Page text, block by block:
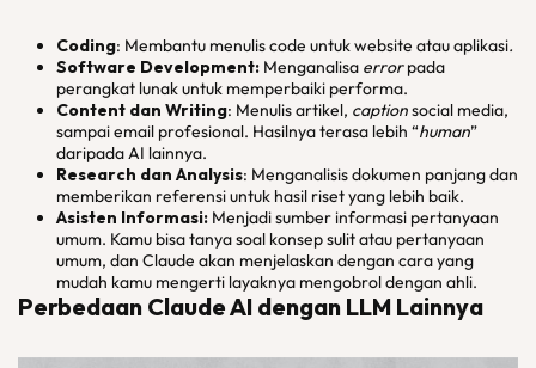
Coding: Membantu menulis code untuk website atau aplikasi.
Software Development: Menganalisa errorpada
perangkat lunak untuk memperbaiki performa.
Content dan Writing: Menulis artikel, captionsocial media,
sampai email profesional. Hasilnya terasa lebih “human”
daripada AI lainnya.
Research dan Analysis: Menganalisis dokumen panjang dan
memberikan referensi untuk hasil riset yang lebih baik.
Asisten Informasi: Menjadi sumber informasi pertanyaan
umum. Kamu bisa tanya soal konsep sulit atau pertanyaan
umum, dan Claude akan menjelaskan dengan cara yang
mudah kamu mengerti layaknya mengobrol dengan ahli.
Perbedaan Claude AI dengan LLM Lainnya